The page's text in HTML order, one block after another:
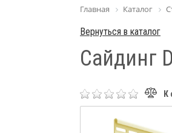
Главная Каталог
Вернуться в каталог
Сайдинг
К